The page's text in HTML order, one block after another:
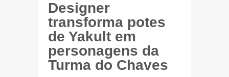
Designer
transforma potes
de Yakult em
personagens da
Turma do Chaves